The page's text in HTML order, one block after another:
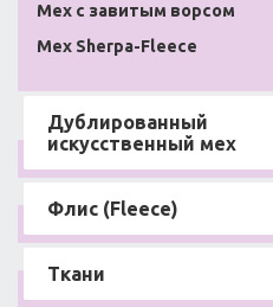
Мех с завитым ворсом
Мех Sherpa-Fleece
Дублированный
искусственный мех
Флис (Fleece)
Ткани